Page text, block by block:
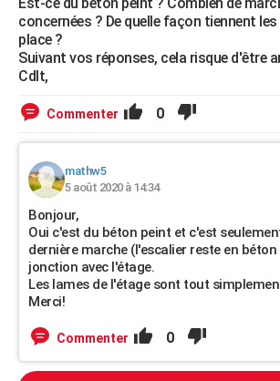
concernées ? De quelle façon tiennent les
place ?
Suivant vos réponses, cela risque d'être
Cdlt,
Commenter 0
mathw5
5 août 2020 à 14:34
Bonjour,
Oui c'est du béton peint et c'est
dernière marche (l'escalier reste en
jonction avec l'étage.
Les lames de l'étage sont tout
Merci!
Commenter 0